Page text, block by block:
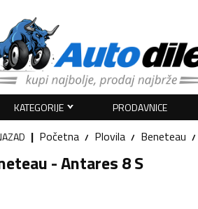
KATEGORIJE PRODAVNICE
Početna Plovila Beneteau
- Antares 8 S